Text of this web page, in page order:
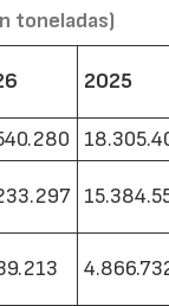
toneladas)
2025